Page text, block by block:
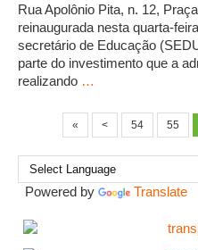
Rua Apolônio Pita, n. 12,
reinaugurada nesta quarta-
secretário de Educação
parte do investimento que a
realizando …
« < 54 55
Powered by Translate